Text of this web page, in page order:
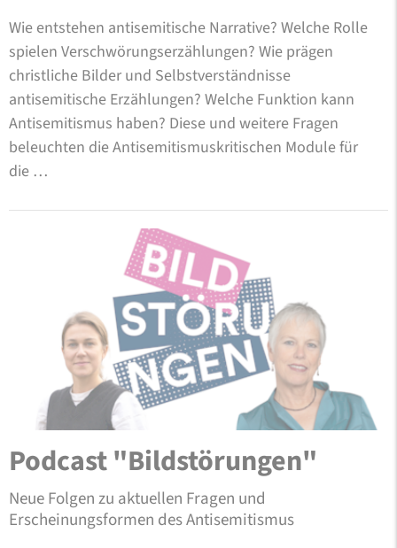
Wie entstehen antisemitische Narrative? Welche Rolle
spielen Verschwörungserzählungen? Wie prägen
christliche Bilder und Selbstverständnisse
antisemitische Erzählungen? Welche Funktion kann
Antisemitismus haben? Diese und weitere Fragen
beleuchten die Antisemitismuskritischen Module für
die …
Podcast "Bildstörungen"
Neue Folgen zu aktuellen Fragen und
Erscheinungsformen des Antisemitismus